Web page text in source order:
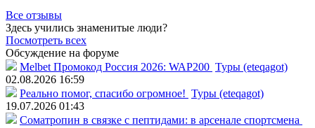
Все отзывы
Здесь учились знаменитые люди?
Посмотреть всех
Обсуждение на форуме
Melbet Промокод Россия 2026: WAP200 Туры (eteqagot)
02.08.2026 16:59
Реально помог, спасибо огромное! Туры (eteqagot)
19.07.2026 01:43
Соматропин в связке с пептидами: в арсенале спортсмена